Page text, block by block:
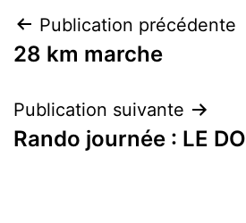
Navigation
de
l’article
Publication précédente
28 km marche
Publication suivante
Rando journée : LE